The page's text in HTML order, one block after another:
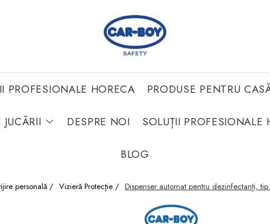
PROFESIONALE HORECA PRODUSE PENTRU
JUCĂRII DESPRE NOI SOLUȚII PROFESIONALE
BLOG
personală / Vizieră Protecție / Dispenser automat pentru dezinfectanți,